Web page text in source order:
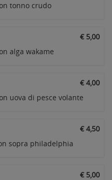
tonno crudo
€ 5,00
alga wakame
€ 4,00
uova di pesce volante
€ 4,50
sopra philadelphia
€ 5,00